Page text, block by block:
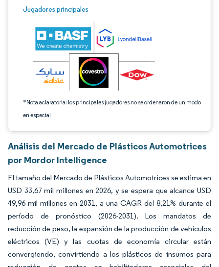
Jugadores principales
*Nota aclaratoria: los principales jugadores no se ordenaron de un modo
en especial
Imagen © Mordor Intelligence. El uso requiere atribución según CC BY 4.0.
Análisis del Mercado de Plásticos Automotrices
por Mordor Intelligence
El tamaño del Mercado de Plásticos Automotrices se estima en
USD 33,67 mil millones en 2026, y se espera que alcance USD
49,96 mil millones en 2031, a una CAGR del 8,21% durante el
período de pronóstico (2026-2031). Los mandatos de
reducción de peso, la expansión de la producción de vehículos
eléctricos (VE) y las cuotas de economía circular están
convergiendo, convirtiendo a los plásticos de insumos para